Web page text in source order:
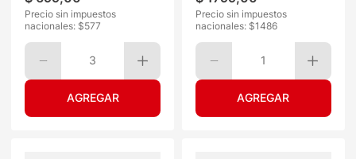
Precio sin impuestos
nacionales: $577
3
Precio sin impuestos
nacionales: $1486
1